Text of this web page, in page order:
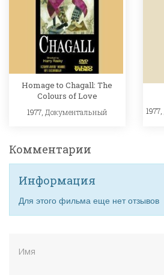
Homage to Chagall: The
Colours of Love
1977, Документальный 1977,
Комментарии
Информация
Для этого фильма еще нет отзывов